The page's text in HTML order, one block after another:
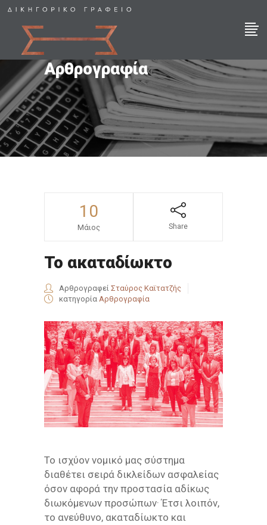
Αρθρογραφία
10
Μάιος Share
Το ακαταδίωκτο
Αρθρογραφεί Σταύρος Καϊτατζής
κατηγορία Αρθρογραφία
Το ισχύον νομικό μας σύστημα
διαθέτει σειρά δικλείδων ασφαλείας
όσον αφορά την προστασία αδίκως
διωκόμενων προσώπων· Έτσι λοιπόν,
το ανεύθυνο, ακαταδίωκτο και